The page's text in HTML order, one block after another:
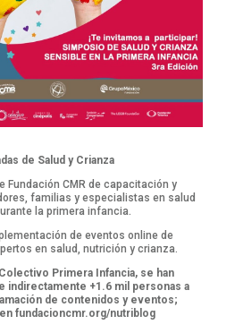
de Salud y Crianza
Fundación CMR de capacitación y
familias y especialistas en salud
la primera infancia.
de eventos online de
en salud, nutrición y crianza.
Primera Infancia, se han
indirectamente +1.6 mil personas a
de contenidos y eventos;
fundacioncmr.org/nutriblog